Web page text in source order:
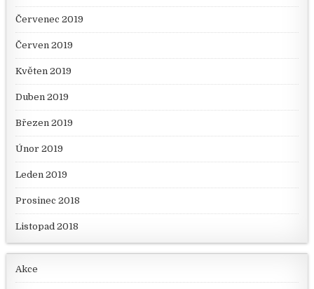
Červenec 2019
Červen 2019
Květen 2019
Duben 2019
Březen 2019
Únor 2019
Leden 2019
Prosinec 2018
Listopad 2018
Akce